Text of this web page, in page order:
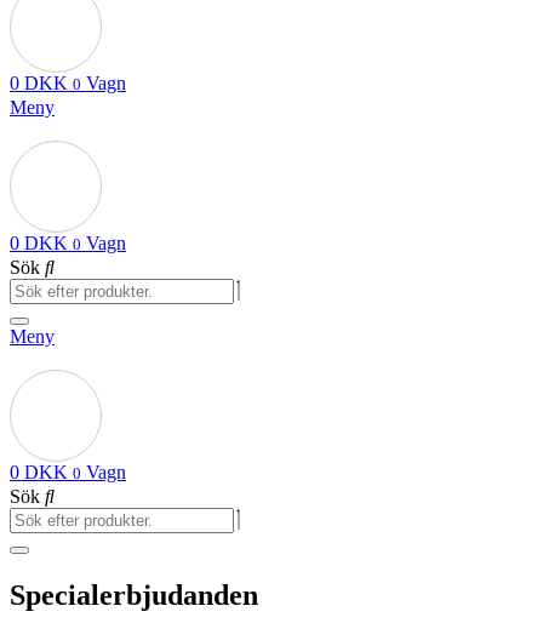
0 DKK 0 Vagn
Meny
0 DKK 0 Vagn
Sök
Meny
0 DKK 0 Vagn
Sök
Specialerbjudanden